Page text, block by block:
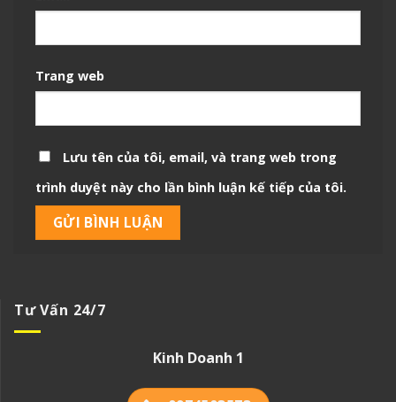
Trang web
Lưu tên của tôi, email, và trang web trong
trình duyệt này cho lần bình luận kế tiếp của tôi.
Tư Vấn 24/7
Kinh Doanh 1